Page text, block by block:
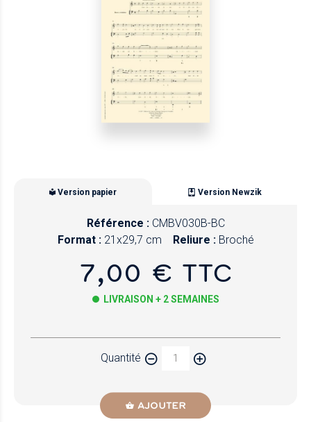
Version papier Version Newzik
Référence : CMBV030B-BC
Format : 21x29,7 cm Reliure : Broché
7,00 € TTC
LIVRAISON + 2 SEMAINES
Quantité
AJOUTER